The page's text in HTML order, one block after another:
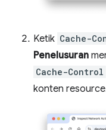
Ketik Cache-
Penelusuran
Cache-Control
konten